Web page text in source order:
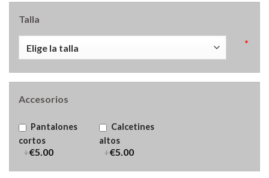
Talla
*
Accesorios
Pantalones
cortos
+€5.00
Calcetines
altos
+€5.00